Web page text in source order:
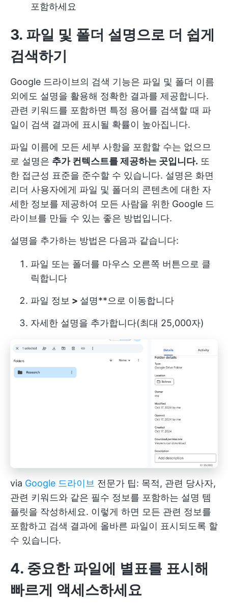
포함하세요
3. 파일 및 폴더 설명으로 더 쉽게
검색하기
Google 드라이브의 검색 기능은 파일 및 폴더 이름
외에도 설명을 활용해 정확한 결과를 제공합니다.
관련 키워드를 포함하면 특정 용어를 검색할 때 파
일이 검색 결과에 표시될 확률이 높아집니다.
파일 이름에 모든 세부 사항을 포함할 수는 없으므
로 설명은 추가 컨텍스트를 제공하는 곳입니다. 또
한 접근성 표준을 준수할 수 있습니다. 설명은 화면
리더 사용자에게 파일 및 폴더의 콘텐츠에 대한 자
세한 정보를 제공하여 모든 사람을 위한 Google 드
라이브를 만들 수 있는 좋은 방법입니다.
설명을 추가하는 방법은 다음과 같습니다:
파일 또는 폴더를 마우스 오른쪽 버튼으로 클
릭합니다
파일 정보 > 설명**으로 이동합니다
자세한 설명을 추가합니다(최대 25,000자)
via Google 드라이브 전문가 팁: 목적, 관련 당사자,
관련 키워드와 같은 필수 정보를 포함하는 설명 템
플릿을 작성하세요. 이렇게 하면 모든 관련 정보를
포함하고 검색 결과에 올바른 파일이 표시되도록 할
수 있습니다.
4. 중요한 파일에 별표를 표시해
빠르게 액세스하세요